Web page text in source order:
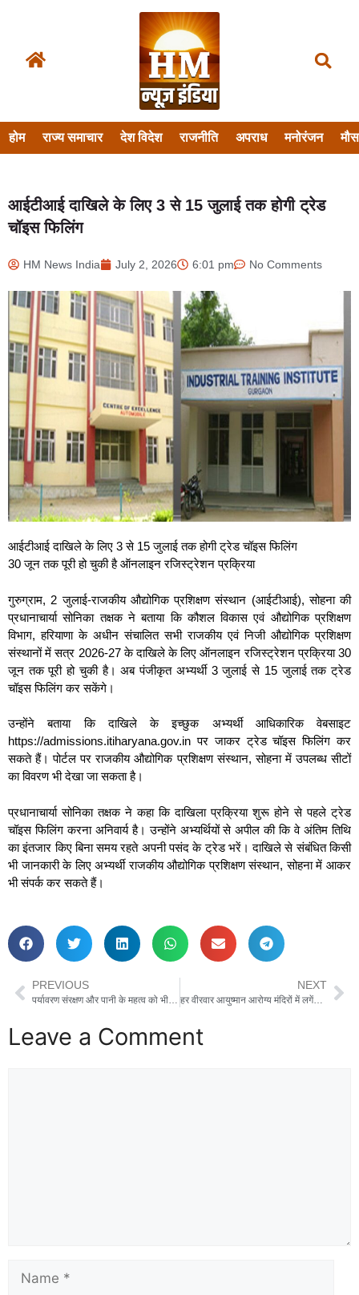
होम राज्य समाचार देश विदेश राजनीति अपराध मनोरंजन
आईटीआई दाखिले के लिए 3 से 15 जुलाई तक होगी ट्रेड
चॉइस फिलिंग
HM News India July 2, 2026 6:01 pm No Comments
आईटीआई दाखिले के लिए 3 से 15 जुलाई तक होगी ट्रेड चॉइस फिलिंग
30 जून तक पूरी हो चुकी है ऑनलाइन रजिस्ट्रेशन प्रक्रिया
गुरुग्राम, 2 जुलाई-राजकीय औद्योगिक प्रशिक्षण संस्थान (आईटीआई), सोहना की
प्रधानाचार्या सोनिका तक्षक ने बताया कि कौशल विकास एवं औद्योगिक प्रशिक्षण
विभाग, हरियाणा के अधीन संचालित सभी राजकीय एवं निजी औद्योगिक प्रशिक्षण
संस्थानों में सत्र 2026-27 के दाखिले के लिए ऑनलाइन रजिस्ट्रेशन प्रक्रिया 30
जून तक पूरी हो चुकी है। अब पंजीकृत अभ्यर्थी 3 जुलाई से 15 जुलाई तक ट्रेड
चॉइस फिलिंग कर सकेंगे।
उन्होंने बताया कि दाखिले के इच्छुक अभ्यर्थी आधिकारिक वेबसाइट
https://admissions.itiharyana.gov.in⁠ पर जाकर ट्रेड चॉइस फिलिंग कर
सकते हैं। पोर्टल पर राजकीय औद्योगिक प्रशिक्षण संस्थान, सोहना में उपलब्ध सीटों
का विवरण भी देखा जा सकता है।
प्रधानाचार्या सोनिका तक्षक ने कहा कि दाखिला प्रक्रिया शुरू होने से पहले ट्रेड
चॉइस फिलिंग करना अनिवार्य है। उन्होंने अभ्यर्थियों से अपील की कि वे अंतिम तिथि
का इंतजार किए बिना समय रहते अपनी पसंद के ट्रेड भरें। दाखिले से संबंधित किसी
भी जानकारी के लिए अभ्यर्थी राजकीय औद्योगिक प्रशिक्षण संस्थान, सोहना में आकर
भी संपर्क कर सकते हैं।
PREVIOUS
पर्यावरण संरक्षण और पानी के महत्व को भी समझाना जरूरी: महंत चरणदास
NEXT
हर वीरवार आयुष्मान आरोग्य मंदिरों में लगेंगे वरिष्ठ नागरिकों के लिए विशेष स्वास्थ्य शिविर
Leave a Comment